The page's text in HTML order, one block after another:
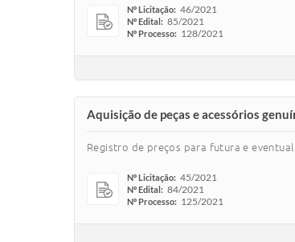
Nº Licitação: 46/2021
Nº Edital: 85/2021
Nº Processo: 128/2021
Aquisição de peças e acessórios
Registro de preços para futura e
Nº Licitação: 45/2021
Nº Edital: 84/2021
Nº Processo: 125/2021